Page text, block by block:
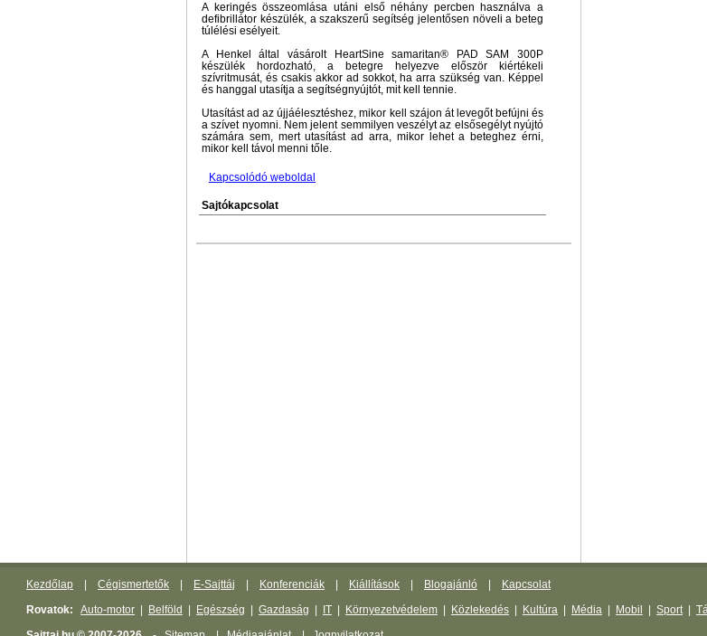
A keringés összeomlása utáni első néhány percben használva a
defibrillátor készülék, a szakszerű segítség jelentősen növeli a beteg
túlélési esélyeit.
A Henkel által vásárolt HeartSine samaritan® PAD SAM 300P
készülék hordozható, a betegre helyezve először kiértékeli
szívritmusát, és csakis akkor ad sokkot, ha arra szükség van. Képpel
és hanggal utasítja a segítségnyújtót, mit kell tennie.
Utasítást ad az újjáélesztéshez, mikor kell szájon át levegőt befújni és
a szívet nyomni. Nem jelent semmilyen veszélyt az elsősegélyt nyújtó
számára sem, mert utasítást ad arra, mikor lehet a beteghez érni,
mikor kell távol menni tőle.
Kapcsolódó weboldal
Sajtókapcsolat
Kezdőlap Cégismertetők E-Sajttáj Konferenciák Kiállítások Blogajánló
Kapcsolat
Rovatok:
Auto-motor Belföld Egészség Gazdaság IT Környezetvédelem Közlekedés Kultúra Média Mobil Sport|